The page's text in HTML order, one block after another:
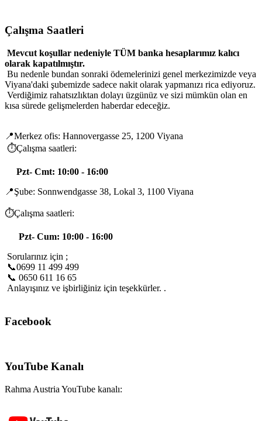
Çalışma Saatleri
Mevcut koşullar nedeniyle TÜM banka hesaplarımız kalıcı
olarak kapatılmıştır.
Bu nedenle bundan sonraki ödemelerinizi genel merkezimizde veya
Viyana'daki şubemizde sadece nakit olarak yapmanızı rica ediyoruz.
Verdiğimiz rahatsızlıktan dolayı üzgünüz ve sizi mümkün olan en
kısa sürede gelişmelerden haberdar edeceğiz.
📍Merkez ofis: Hannovergasse 25, 1200 Viyana
⏱️Çalışma saatleri:
Pzt- Cmt: 10:00 - 16:00
📍Şube: Sonnwendgasse 38, Lokal 3, 1100 Viyana
⏱️Çalışma saatleri:
Pzt- Cum: 10:00 - 16:00
Sorularınız için ;
📞0699 11 499 499
📞 0650 611 16 65
Anlayışınız ve işbirliğiniz için teşekkürler. .
Facebook
YouTube Kanalı
Rahma Austria YouTube kanalı: